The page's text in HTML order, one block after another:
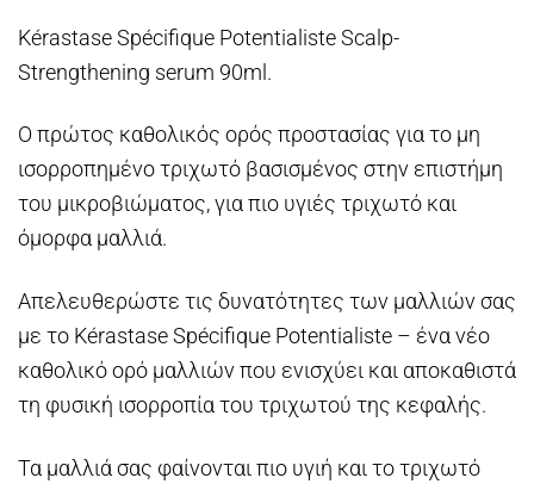
Kérastase Spécifique Potentialiste Scalp-
Strengthening serum 90ml.
Ο πρώτος καθολικός ορός προστασίας για το μη
ισορροπημένο τριχωτό βασισμένος στην επιστήμη
του μικροβιώματος, για πιο υγιές τριχωτό και
όμορφα μαλλιά.
Απελευθερώστε τις δυνατότητες των μαλλιών σας
με το Kérastase Spécifique Potentialiste – ένα νέο
καθολικό ορό μαλλιών που ενισχύει και αποκαθιστά
τη φυσική ισορροπία του τριχωτού της κεφαλής.
Τα μαλλιά σας φαίνονται πιο υγιή και το τριχωτό